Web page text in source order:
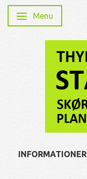
Skifte navigation
Menu
INFORMATIONER